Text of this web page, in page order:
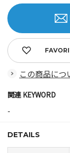
この商品に
関連 KEYWORD
-
DETAILS